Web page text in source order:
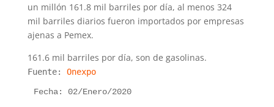
un millón 161.8 mil barriles por día, al menos 324
mil barriles diarios fueron importados por empresas
ajenas a Pemex.
161.6 mil barriles por día, son de gasolinas.
Fuente: Onexpo
Fecha: 02/Enero/2020